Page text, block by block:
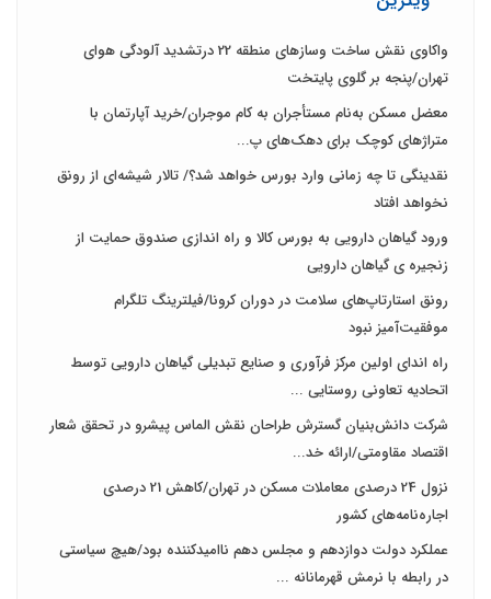
واکاوی نقش ساخت وسازهای منطقه 22 درتشدید آلودگی هوای
تهران/پنجه بر گلوی پایتخت
معضل مسکن به‌نام مستأجران به کام موجران/خرید آپارتمان با
متراژهای کوچک برای دهک‌های پ...
نقدینگی تا چه زمانی وارد بورس خواهد شد؟/ تالار شیشه‌ای از رونق
نخواهد افتاد
ورود گیاهان دارویی به بورس کالا و راه اندازی صندوق حمایت از
زنجیره ی گیاهان دارویی
رونق استارتاپ‌های سلامت در دوران کرونا/فیلترینگ تلگرام
موفقیت‌آمیز نبود
راه اندای اولین مرکز فرآوری و صنایع تبدیلی گیاهان دارویی توسط
اتحادیه تعاونی روستایی ...
شرکت دانش‌بنیان گسترش طراحان‌‌ ‌نقش‌ الماس پیشرو در تحقق شعار
اقتصاد مقاومتی/ارائه خد...
نزول 24 درصدی معاملات مسکن در تهران/کاهش 21 درصدی
اجاره‌نامه‌های کشور
عملکرد دولت دوازدهم و مجلس دهم ناامیدکننده بود/هیچ سیاستی
در رابطه با نرمش قهرمانانه ...